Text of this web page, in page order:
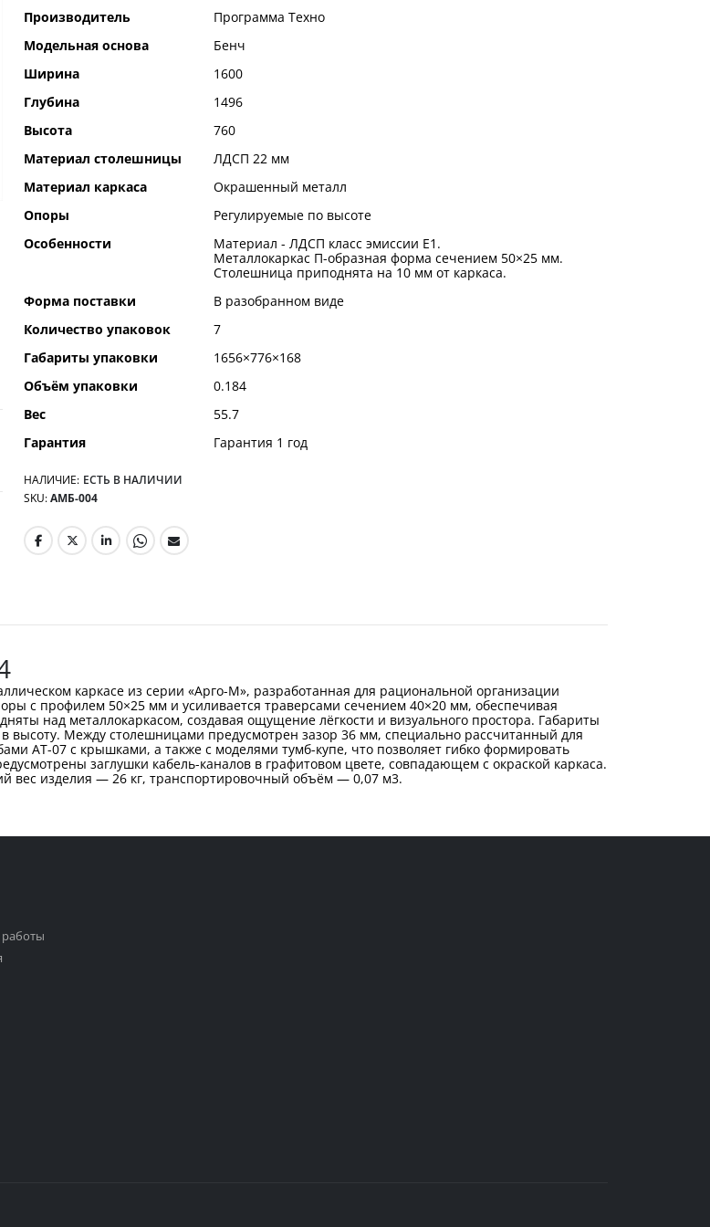
Производитель
Программа Техно
Модельная основа
Бенч
Ширина
1600
Глубина
1496
Высота
760
Материал столешницы
ЛДСП 22 мм
Материал каркаса
Окрашенный металл
Опоры
Регулируемые по высоте
Особенности
Материал - ЛДСП класс эмиссии Е1.
Металлокаркас П-образная форма сечением 50×25 мм.
Столешница приподнята на 10 мм от каркаса.
Форма поставки
В разобранном виде
Количество упаковок
7
Габариты упаковки
1656×776×168
Объём упаковки
0.184
Вес
55.7
Гарантия
Гарантия 1 год
НАЛИЧИЕ: ЕСТЬ В НАЛИЧИИ
SKU АМБ-004
каркасе из серии «Арго-М», разработанная для рациональной организации
с профилем 50×25 мм и усиливается траверсами сечением 40×20 мм, обеспечивая
над металлокаркасом, создавая ощущение лёгкости и визуального простора. Габариты
высоту. Между столешницами предусмотрен зазор 36 мм, специально рассчитанный для
АТ-07 с крышками, а также с моделями тумб-купе, что позволяет гибко формировать
заглушки кабель-каналов в графитовом цвете, совпадающем с окраской каркаса.
вес изделия — 26 кг, транспортировочный объём — 0,07 м3.